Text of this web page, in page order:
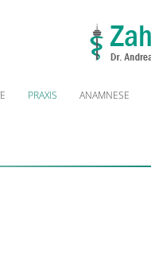
PRAXIS ANAMNESE